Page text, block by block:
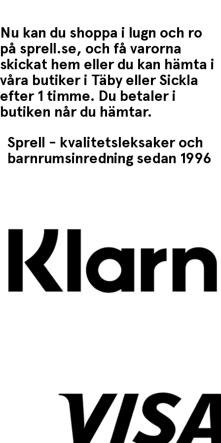
Nu kan du shoppa i lugn och ro
på sprell.se, och få varorna
skickat hem eller du kan hämta i
våra butiker i Täby eller Sickla
efter 1 timme. Du betaler i
butiken når du hämtar.
Sprell - kvalitetsleksaker och
barnrumsinredning sedan 1996